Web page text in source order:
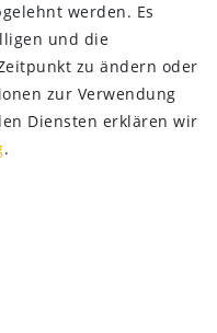
werden. Es
und die
zu ändern oder
zur Verwendung
Diensten erklären wir
.